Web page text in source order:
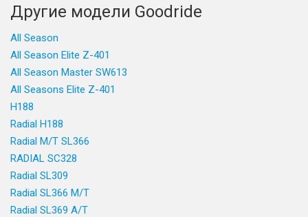
Другие модели Goodride
All Season
All Season Elite Z-401
All Season Master SW613
All Seasons Elite Z-401
H188
Radial H188
Radial M/T SL366
RADIAL SC328
Radial SL309
Radial SL366 M/T
Radial SL369 A/T